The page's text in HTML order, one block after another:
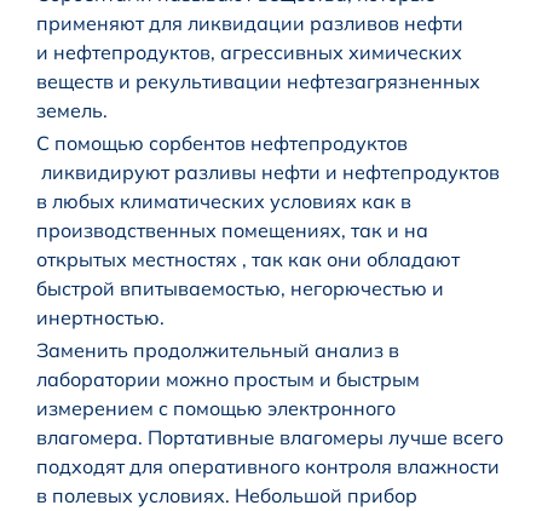
применяют для ликвидации разливов нефти
и нефтепродуктов, агрессивных химических
веществ и рекультивации нефтезагрязненных
земель.
С помощью сорбентов нефтепродуктов
ликвидируют разливы нефти и нефтепродуктов
в любых климатических условиях как в
производственных помещениях, так и на
открытых местностях , так как они обладают
быстрой впитываемостью, негорючестью и
инертностью.
Заменить продолжительный анализ в
лаборатории можно простым и быстрым
измерением с помощью электронного
влагомера. Портативные влагомеры лучше всего
подходят для оперативного контроля влажности
в полевых условиях. Небольшой прибор